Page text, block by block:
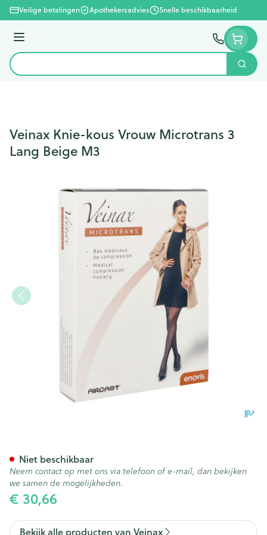
Ga naar de inhoud
Veilige betalingen Apothekersadvies Snelle beschikbaarheid
Menu
Product, merk, categorie...
Zoek
Veinax Knie-kous Vrouw Microtrans 3
Lang Beige M3
€ 30,66
Niet beschikbaar
Neem contact op met ons via telefoon of e-mail, dan bekijken
we samen de mogelijkheden.
Bekijk alle producten van Veinax